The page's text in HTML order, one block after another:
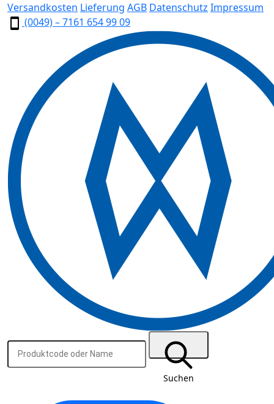
Versandkosten Lieferung AGB Datenschutz Impressum
(0049) – 7161 654 99 09
Suchen